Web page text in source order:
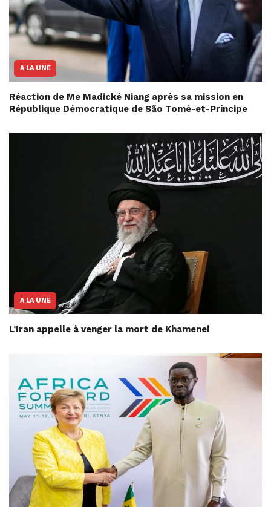
A LA UNE
Réaction de Me Madické Niang après sa mission en
République Démocratique de São Tomé-et-Príncipe
A LA UNE
L’Iran appelle à venger la mort de Khamenei